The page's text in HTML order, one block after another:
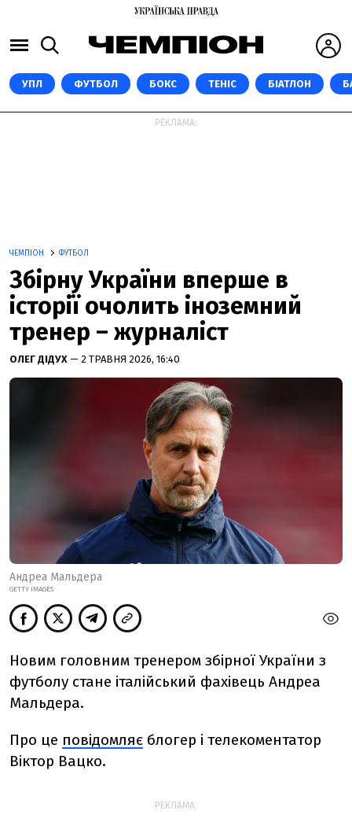
УПЛ ФУТБОЛ БОКС ТЕНІС БІАТЛОН
РЕКЛАМА:
ЧЕМПІОН ФУТБОЛ
Збірну України вперше в
історії очолить іноземний
тренер – журналіст
ОЛЕГ ДІДУХ — 2 ТРАВНЯ 2026, 16:40
Андреа Мальдера
GETTY IMAGES
Новим головним тренером збірної України з
футболу стане італійський фахівець Андреа
Мальдера.
Про це повідомляє блогер і телекоментатор
Віктор Вацко.
РЕКЛАМА: